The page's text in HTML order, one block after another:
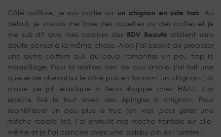
Côté coiffure, je suis partie sur un chignon en side hair. Au
début, je voulais me faire des couettes ou des nattes et je
me suis dit que mes copines des RDV Beauté allaient sans
doute penser à la même chose. Alors j’ai essayé de proposer
une autre coiffure qui, du coup, romantise un peu trop le
maquillage. Pour la réaliser, rien de plus simple, j’ai fait une
queue de cheval sur le côté puis en formant un chignon, j’ai
placé ce joli élastique à fleurs shoppé chez H&M. J’ai
ensuite fixé le tout avec des épingles à chignon. Pour
sophistiquer un peu plus le truc (en vrai, pour gérer une
mèche rebelle lol), j’ai enroulé ma mèche frontale sur elle-
même et je l’ai coincée avec une bobby pin sur l’arrière.